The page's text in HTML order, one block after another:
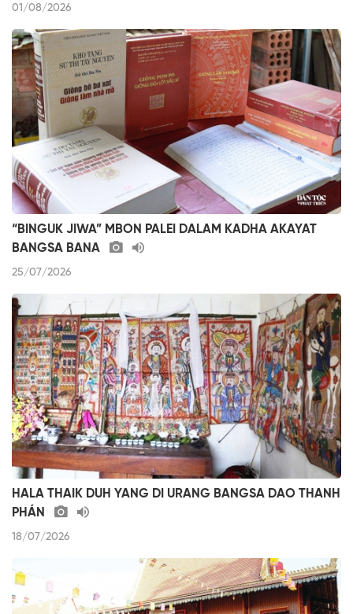
01/08/2026
“BINGUK JIWA” MBON PALEI DALAM KADHA AKAYAT
BANGSA BANA
25/07/2026
HALA THAIK DUH YANG DI URANG BANGSA DAO THANH
PHÁN
18/07/2026